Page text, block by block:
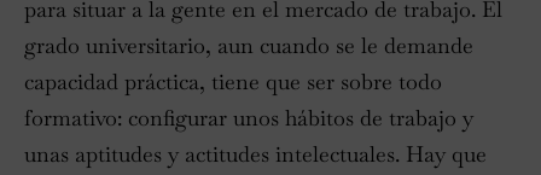
para situar a la gente en el mercado de trabajo. El
grado universitario, aun cuando se le demande
capacidad práctica, tiene que ser sobre todo
formativo: configurar unos hábitos de trabajo y
unas aptitudes y actitudes intelectuales. Hay que